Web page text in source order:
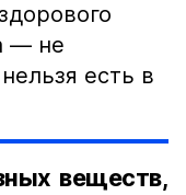
— не
есть в
веществ,